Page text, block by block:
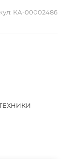
КА-00002486